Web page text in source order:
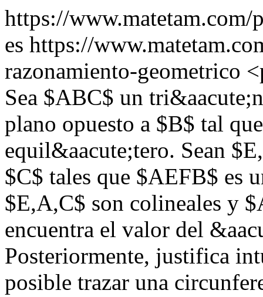
https://www.matetam.com/
es https://
razonamiento-geometrico
Sea $ABC$ un
plano opuesto a $B$ tal
equil&aacute;tero. Sean
$C$ tales que $AEFB$ es
$E,A,C$ son colineales y
encuentra el valor del
Posteriormente, justifica
posible trazar una